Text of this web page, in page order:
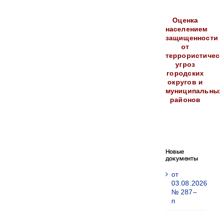
Оценка
населением
защищенности
от
угроз
городских
округов и
районов
Новые
документы
от
03.08.2026
№ 287–
п